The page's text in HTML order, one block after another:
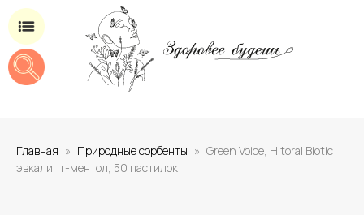
Главная Природные сорбенты
Green Voice, Hitoral Biotic
эвкалипт-ментол, 50 пастилок